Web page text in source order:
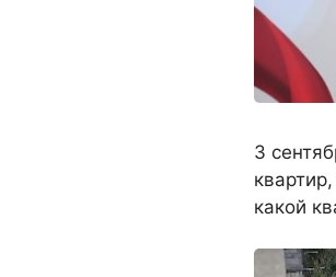
3
какой